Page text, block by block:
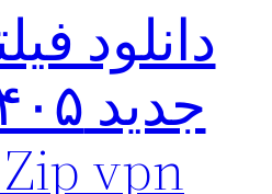
دانلود